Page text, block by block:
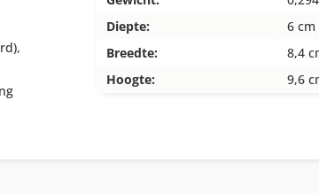
Diepte:
6 cm
Breedte:
8,4
Hoogte:
9,6